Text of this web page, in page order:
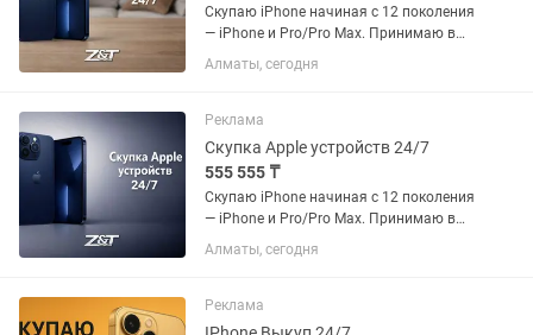
Скупаю iPhone начиная с 12 поколения
— iPhone и Pro/Pro Max. Принимаю в
любом состоянии: •Рабочие и
полностью исправные •С разбитым
Алматы, сегодня
Реклама
Скупка Apple устройств 24/7
555 555 ₸
Скупаю iPhone начиная с 12 поколения
— iPhone и Pro/Pro Max. Принимаю в
любом состоянии: •Рабочие и
полностью исправные •С разбитым
Алматы, сегодня
Реклама